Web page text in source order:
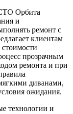
Орбита
и
ремонт с
клиентам
стоимости
прозрачным
ремонта и при
диванами,
ожидания.
технологии и